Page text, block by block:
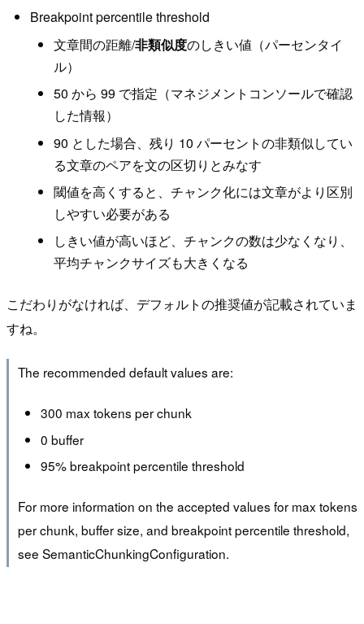
Breakpoint percentile threshold
文章間の距離/非類似度のしきい値（パーセンタイ
ル）
50 から 99 で指定（マネジメントコンソールで確認
した情報）
90 とした場合、残り 10 パーセントの非類似してい
る文章のペアを文の区切りとみなす
閾値を高くすると、チャンク化には文章がより区別
しやすい必要がある
しきい値が高いほど、チャンクの数は少なくなり、
平均チャンクサイズも大きくなる
こだわりがなければ、デフォルトの推奨値が記載されていま
すね。
The recommended default values are:
300 max tokens per chunk
0 buffer
95% breakpoint percentile threshold
For more information on the accepted values for max tokens
per chunk, buffer size, and breakpoint percentile threshold,
see SemanticChunkingConfiguration.